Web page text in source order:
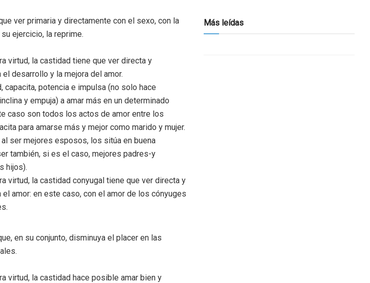
ver primaria y directamente con el sexo, con la
ejercicio, la reprime.
virtud, la castidad tiene que ver directa y
desarrollo y la mejora del amor.
capacita, potencia e impulsa (no solo hace
y empuja) a amar más en un determinado
caso son todos los actos de amor entre los
para amarse más y mejor como marido y mujer.
al ser mejores esposos, los sitúa en buena
también, si es el caso, mejores padres-y
hijos).
virtud, la castidad conyugal tiene que ver directa y
el amor: en este caso, con el amor de los cónyuges
en su conjunto, disminuya el placer en las
virtud, la castidad hace posible amar bien y
Más leídas